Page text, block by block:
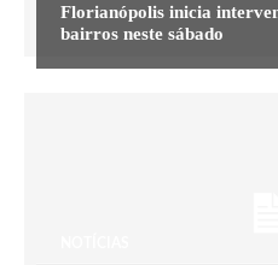
Florianópolis inicia
bairros neste sábado